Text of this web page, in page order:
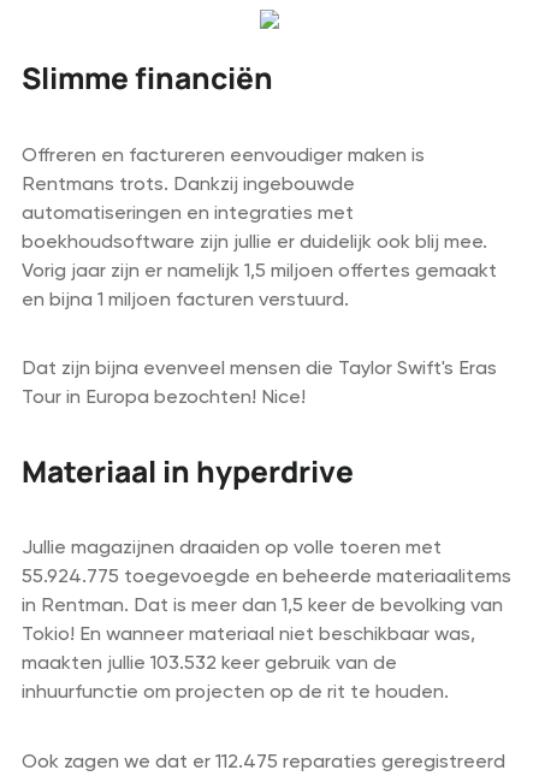
Slimme financiën
Offreren en factureren eenvoudiger maken is
Rentmans trots. Dankzij ingebouwde
automatiseringen en integraties met
boekhoudsoftware zijn jullie er duidelijk ook blij mee.
Vorig jaar zijn er namelijk 1,5 miljoen offertes gemaakt
en bijna 1 miljoen facturen verstuurd.
Dat zijn bijna evenveel mensen die Taylor Swift's Eras
Tour in Europa bezochten! Nice!
Materiaal in hyperdrive
Jullie magazijnen draaiden op volle toeren met
55.924.775 toegevoegde en beheerde materiaalitems
in Rentman. Dat is meer dan 1,5 keer de bevolking van
Tokio! En wanneer materiaal niet beschikbaar was,
maakten jullie 103.532 keer gebruik van de
inhuurfunctie om projecten op de rit te houden.
Ook zagen we dat er 112.475 reparaties geregistreerd